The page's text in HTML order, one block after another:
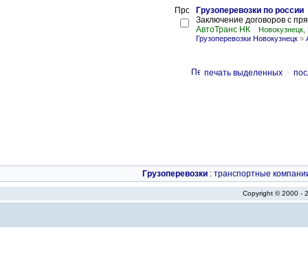
Грузоперевозки по россии
Заключение договоров с
АвтоТранс НК
Новокузнецк,
Грузоперевозки Новокузнецк »
печать выделенных -
Грузоперевозки : транспортные
Copyright © 2000 -